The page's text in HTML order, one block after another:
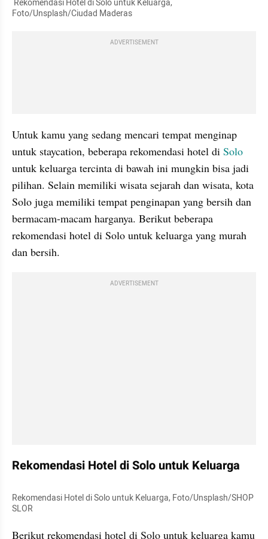
Foto/Unsplash/Ciudad Maderas
ADVERTISEMENT
Untuk kamu yang sedang mencari tempat menginap
untuk staycation, beberapa rekomendasi hotel di Solo
untuk keluarga tercinta di bawah ini mungkin bisa jadi
pilihan. Selain memiliki wisata sejarah dan wisata, kota
Solo juga memiliki tempat penginapan yang bersih dan
bermacam-macam harganya. Berikut beberapa
rekomendasi hotel di Solo untuk keluarga yang murah
dan bersih.
ADVERTISEMENT
Rekomendasi Hotel di Solo untuk Keluarga
Rekomendasi Hotel di Solo untuk Keluarga, Foto/Unsplash/SHOP
SLOR
Berikut rekomendasi hotel di Solo untuk keluarga kamu